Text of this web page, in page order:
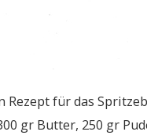
Rezept für das
gr Butter, 250 gr